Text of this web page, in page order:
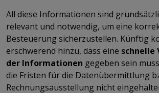
All diese Informationen sind
relevant und notwendig, um eine
Besteuerung sicherzustellen. Künftig
erschwerend hinzu, dass eine
der Informationen gegeben sein
die Fristen für die Datenübermittlung
Rechnungsausstellung nicht